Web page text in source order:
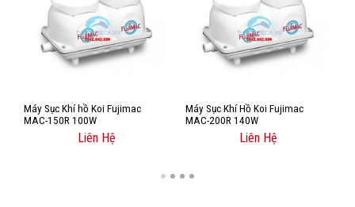
Máy Sục Khí hồ Koi Fujimac
MAC-150R 100W
Liên Hệ
Máy Sục Khí Hồ Koi Fujimac
MAC-200R 140W
Liên Hệ